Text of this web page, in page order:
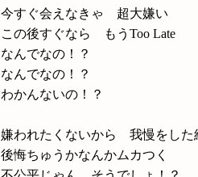
今すぐ会えなきゃ 超大嫌い
この後すぐなら もうToo Late
なんでなの！？
なんでなの！？
わかんないの！？
嫌われたくないから 我慢をした
後悔ちゅうかなんかムカつく